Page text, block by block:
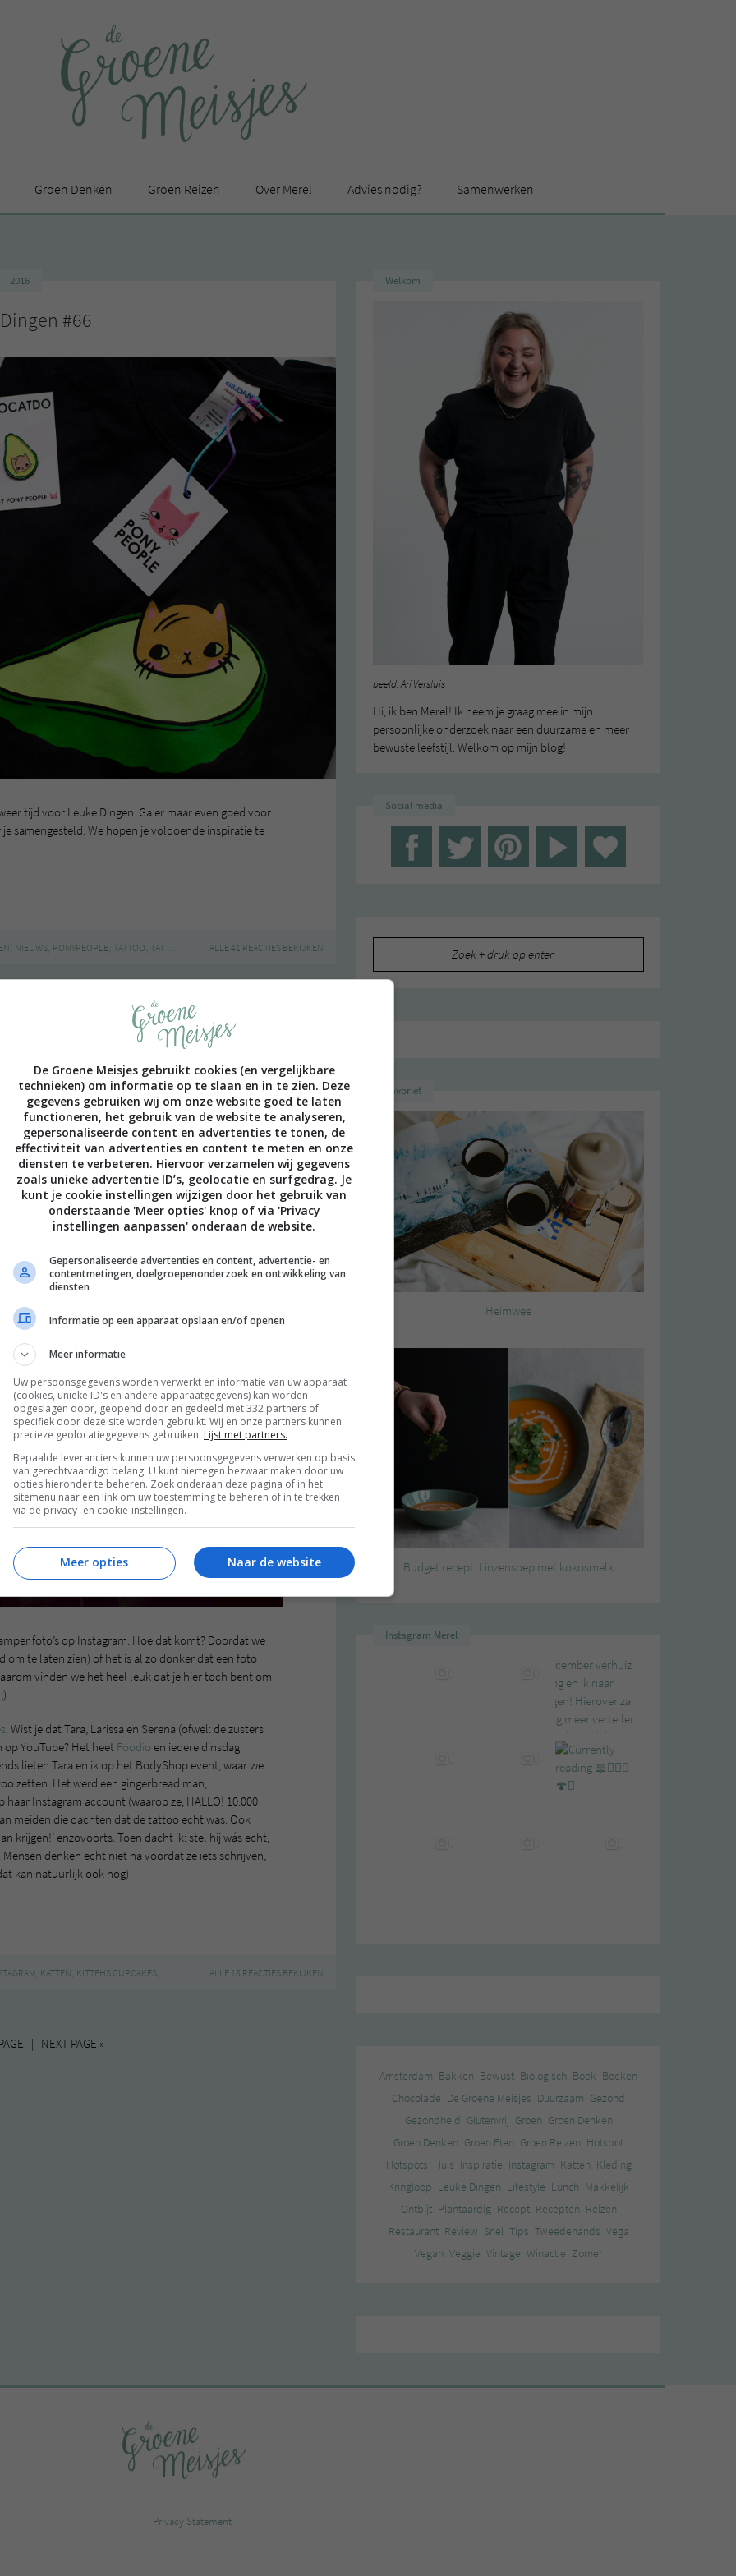
Groen Denken Groen Reizen Over Merel Advies nodig? Samenwerken
2016
#66
tijd voor Leuke Dingen. Ga er maar even goed voor
samengesteld. We hopen je voldoende inspiratie te
, NIEUWS, PONYPEOPLE, TATTOO, TATTOOMED ALLE 41 REACTIES BEKIJKEN
op Instagram #35
foto’s op Instagram. Hoe dat komt? Doordat we
om te laten zien) of het is al zo donker dat een foto
vinden we het heel leuk dat je hier toch bent om
. Wist je dat Tara, Larissa en Serena (ofwel: de zusters
YouTube? Het heet Foodio en iedere dinsdag
lieten Tara en ik op het BodyShop event, waar we
zetten. Het werd een gingerbread man,
Instagram account (waarop ze, HALLO! 10.000
meiden die dachten dat de tattoo echt was. Ook
krijgen!’ enzovoorts. Toen dacht ik: stel hij wás echt,
denken echt niet na voordat ze iets schrijven,
kan natuurlijk ook nog)
, KATTEN, KITTEHS CUPCAKES, TATTOO THE BODY SHOP,WEEKOVERZICHT
ALLE 18 REACTIES BEKIJKEN
| NEXT PAGE »
Welkom
beeld: Ari Versluis
Hi, ik ben Merel! Ik neem je graag mee in mijn
persoonlijke onderzoek naar een duurzame en meer
bewuste leefstijl. Welkom op mijn blog!
Social media
Favoriet
Heimwee
Budget recept: Linzensoep met kokosmelk
Instagram Merel
Amsterdam Bakken Bewust Biologisch Boek Boeken
Chocolade De Groene Meisjes Duurzaam Gezond
Gezondheid Glutenvrij Groen Groen Denken
Groen Denken Groen Eten Groen Reizen Hotspot
Hotspots Huis Inspiratie Instagram Katten Kleding
Kringloop Leuke Dingen Lifestyle Lunch Makkelijk
Ontbijt Plantaardig Recept Recepten Reizen
Restaurant Review Snel Tips Tweedehands Vega
Vegan Veggie Vintage Winactie Zomer
Privacy Statement
De Groene Meisjes gebruikt cookies (en vergelijkbare
technieken) om informatie op te slaan en in te zien. Deze
gegevens gebruiken wij om onze website goed te laten
functioneren, het gebruik van de website te analyseren,
gepersonaliseerde content en advertenties te tonen, de
effectiviteit van advertenties en content te meten en onze
diensten te verbeteren. Hiervoor verzamelen wij gegevens
zoals unieke advertentie ID’s, geolocatie en surfgedrag. Je
kunt je cookie instellingen wijzigen door het gebruik van
onderstaande 'Meer opties' knop of via 'Privacy
instellingen aanpassen' onderaan de website.
Gepersonaliseerde advertenties en content, advertentie- en
contentmetingen, doelgroepenonderzoek en ontwikkeling van
diensten
Informatie op een apparaat opslaan en/of openen
Meer informatie
Uw persoonsgegevens worden verwerkt en informatie van uw apparaat
(cookies, unieke ID's en andere apparaatgegevens) kan worden
opgeslagen door, geopend door en gedeeld met 332 partners of
specifiek door deze site worden gebruikt. Wij en onze partners kunnen
precieze geolocatiegegevens gebruiken. Lijst met partners.
Bepaalde leveranciers kunnen uw persoonsgegevens verwerken op basis
van gerechtvaardigd belang. U kunt hiertegen bezwaar maken door uw
opties hieronder te beheren. Zoek onderaan deze pagina of in het
sitemenu naar een link om uw toestemming te beheren of in te trekken
via de privacy- en cookie-instellingen.
Naar de website
Meer opties